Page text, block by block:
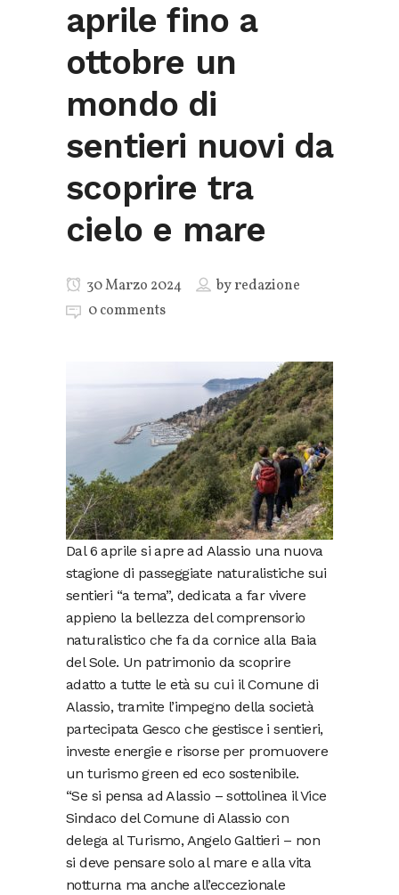
aprile fino a
ottobre un
mondo di
sentieri nuovi da
scoprire tra
cielo e mare
30 Marzo 2024 byredazione
0 comments
Dal 6 aprile si apre ad Alassio una nuova
stagione di passeggiate naturalistiche sui
sentieri “a tema”, dedicata a far vivere
appieno la bellezza del comprensorio
naturalistico che fa da cornice alla Baia
del Sole. Un patrimonio da scoprire
adatto a tutte le età su cui il Comune di
Alassio, tramite l’impegno della società
partecipata Gesco che gestisce i sentieri,
investe energie e risorse per promuovere
un turismo green ed eco sostenibile.
“Se si pensa ad Alassio – sottolinea il Vice
Sindaco del Comune di Alassio con
delega al Turismo, Angelo Galtieri – non
si deve pensare solo al mare e alla vita
notturna ma anche all’eccezionale